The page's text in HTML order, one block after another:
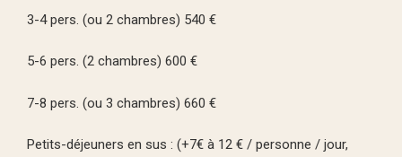
3-4 pers. (ou 2 chambres) 540 €
5-6 pers. (2 chambres) 600 €
7-8 pers. (ou 3 chambres) 660 €
Petits-déjeuners en sus : (+7€ à 12 € / personne / jour,